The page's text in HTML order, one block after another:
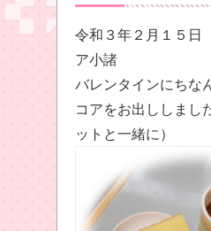
令和３年２月１５日
ア小諸
バレンタインにちな
コアをお出ししまし
ットと一緒に）